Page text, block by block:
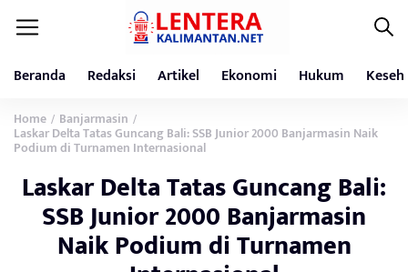
Beranda Redaksi Artikel Ekonomi Hukum
Home / Banjarmasin /
Laskar Delta Tatas Guncang Bali: SSB Junior 2000 Banjarmasin Naik
Podium di Turnamen Internasional
Laskar Delta Tatas Guncang Bali:
SSB Junior 2000 Banjarmasin
Naik Podium di Turnamen